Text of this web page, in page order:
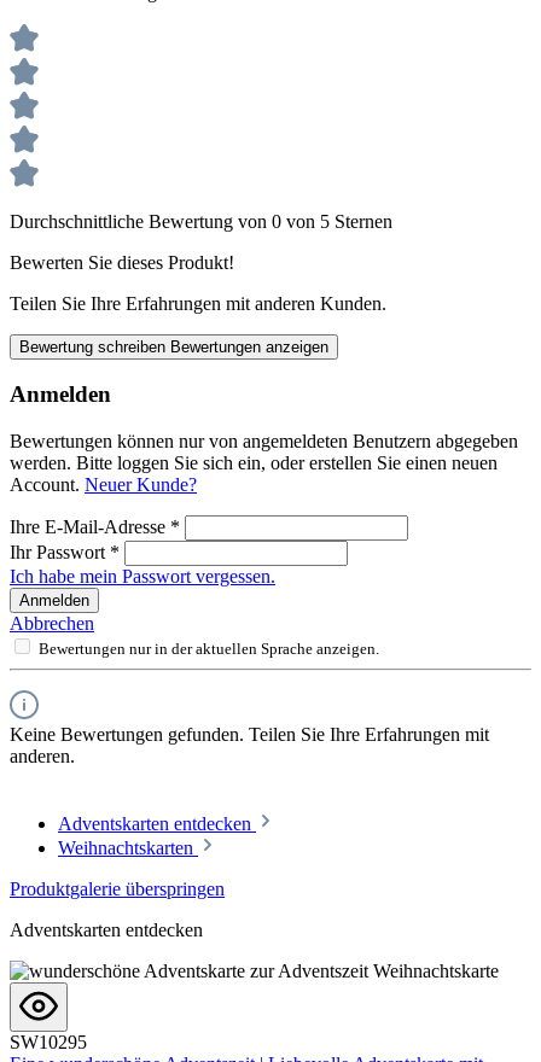
Durchschnittliche Bewertung von 0 von 5 Sternen
Bewerten Sie dieses Produkt!
Teilen Sie Ihre Erfahrungen mit anderen Kunden.
Bewertung schreiben Bewertungen anzeigen
Anmelden
Bewertungen können nur von angemeldeten Benutzern abgegeben
werden. Bitte loggen Sie sich ein, oder erstellen Sie einen neuen
Account. Neuer Kunde?
Ihre E-Mail-Adresse *
Ihr Passwort *
Ich habe mein Passwort vergessen.
Anmelden
Abbrechen
Bewertungen nur in der aktuellen Sprache anzeigen.
Keine Bewertungen gefunden. Teilen Sie Ihre Erfahrungen mit
anderen.
Adventskarten entdecken
Weihnachtskarten
Produktgalerie überspringen
Adventskarten entdecken
SW10295